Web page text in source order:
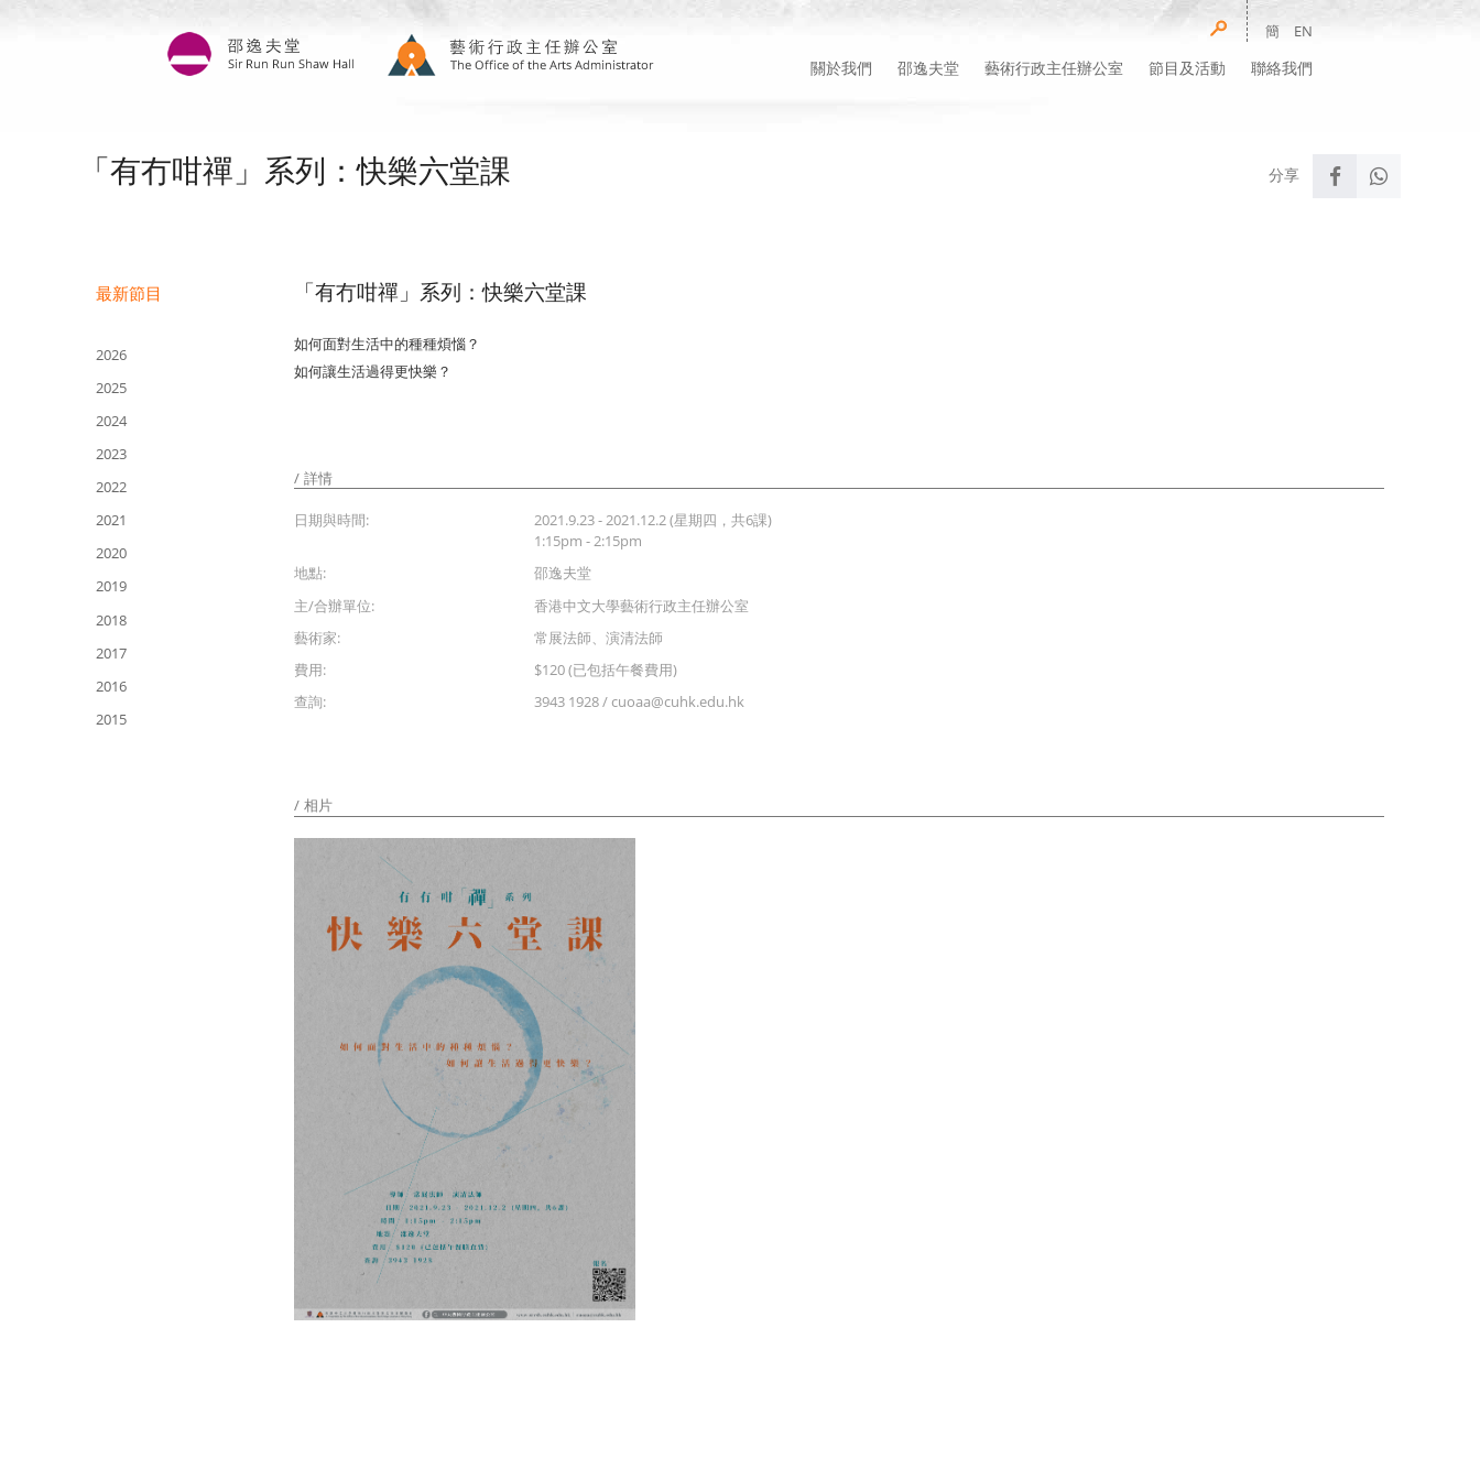
簡 EN
關於我們 邵逸夫堂 藝術行政主任辦公室 節目及活動 聯絡我們
「有冇咁禪」系列：快樂六堂課
最新節目
2026
2025
2024
2023
2022
2021
2020
2019
2018
2017
2016
2015
「有冇咁禪」系列：快樂六堂課
如何面對生活中的種種煩惱？
如何讓生活過得更快樂？
詳情
日期與時間:
2021.9.23 - 2021.12.2 (星期四，共6課)
1:15pm - 2:15pm
地點:
邵逸夫堂
主/合辦單位:
香港中文大學藝術行政主任辦公室
藝術家:
常展法師、演清法師
費用:
$120 (已包括午餐費用)
查詢:
3943 1928 / cuoaa@cuhk.edu.hk
相片